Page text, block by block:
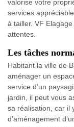
valorise votre
services
à tailler. VF
attentes.
Les tâches
Habitant la ville de
aménager un
service d’un
jardin, il peut vous
sa réalisation, car il
d’aménagement